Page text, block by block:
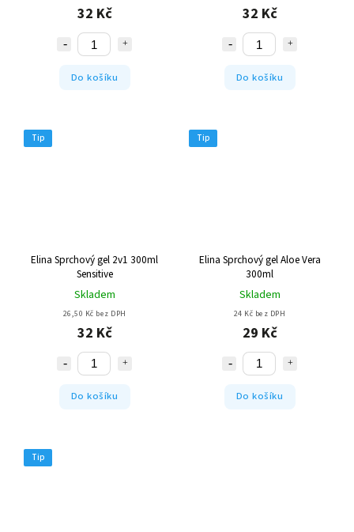
32 Kč
Do košíku
32 Kč
Do košíku
Tip
Elina Sprchový gel 2v1 300ml
Sensitive
Skladem
26,50 Kč bez DPH
32 Kč
Do košíku
Tip
Elina Sprchový gel Aloe Vera
300ml
Skladem
24 Kč bez DPH
29 Kč
Do košíku
Tip